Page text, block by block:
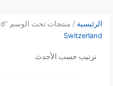
الرئيسية / منتجات تحت الوسم “Switzerland”
Switzerland